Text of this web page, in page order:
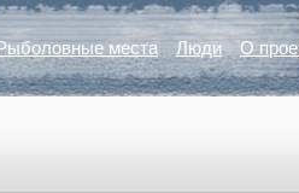
места Люди О